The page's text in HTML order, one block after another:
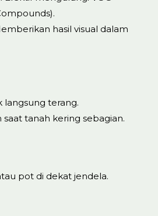
hasil visual dalam
langsung terang.
saat tanah kering sebagian.
pot di dekat jendela.